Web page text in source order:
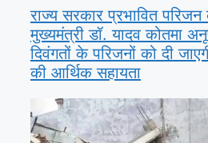
राज्य सरकार प्रभावित
मुख्यमंत्री डॉ. यादव कोतमा
दिवंगतों के परिजनों को दी
की आर्थिक सहायता